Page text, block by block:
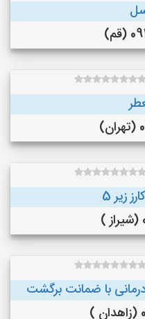
زیر 5
با ضمانت برگشت